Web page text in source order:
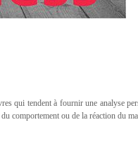
qui tendent à fournir une analyse
comportement ou de la réaction du